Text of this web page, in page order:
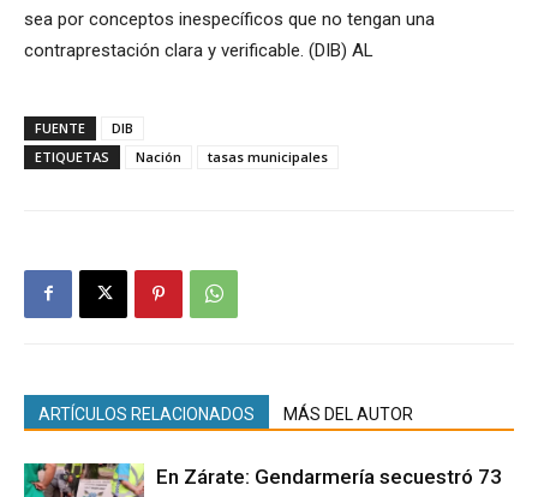
sea por conceptos inespecíficos que no tengan una
contraprestación clara y verificable. (DIB) AL
FUENTE
DIB
ETIQUETAS
Nación tasas municipales
ARTÍCULOS RELACIONADOS MÁS DEL AUTOR
En Zárate: Gendarmería secuestró 73